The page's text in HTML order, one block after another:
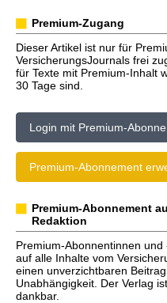
Premium-Zugang
Dieser Artikel ist nur für
VersicherungsJournals frei
für Texte mit Premium-Inhalt
30 Tage sind.
Login mit Premium-
Premium-Abonnement
Premium-Abonnement
Redaktion
Premium-Abonnentinnen
auf alle Inhalte vom
einen unverzichtbaren
Unabhängigkeit. Der Verlag
dankbar.